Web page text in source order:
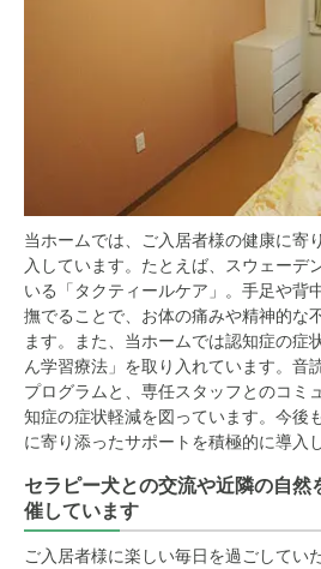
当ホームでは、ご入居者様の健康に寄
入しています。たとえば、スウェーデ
いる「タクティールケア」。手足や背
撫でることで、お体の痛みや精神的な
ます。また、当ホームでは認知症の症
ん学習療法」を取り入れています。音
プログラムと、専任スタッフとのコミ
知症の症状軽減を図っています。今後
に寄り添ったサポートを積極的に導入
セラピー犬との交流や近隣の自然
催しています
ご入居者様に楽しい毎日を過ごしてい